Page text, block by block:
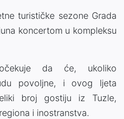
turističke sezone Grada
koncertom u kompleksu
da će, ukoliko
povoljne, i ovog ljeta
broj gostiju iz Tuzle,
i inostranstva.